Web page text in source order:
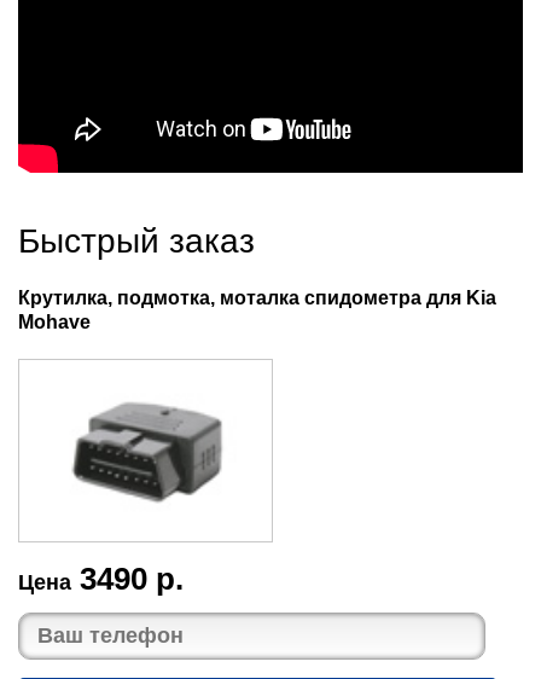
Быстрый заказ
Крутилка, подмотка, моталка спидометра для Kia
Mohave
Цена 3490 р.